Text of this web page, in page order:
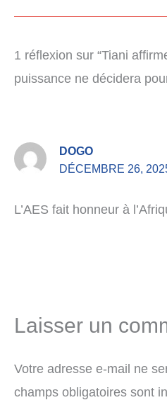
1 réflexion sur “Tiani
puissance ne décidera
DOGO
DÉCEMBRE 26,
L’AES fait honneur à
Laisser un
Votre adresse e-mail ne
champs obligatoires sont